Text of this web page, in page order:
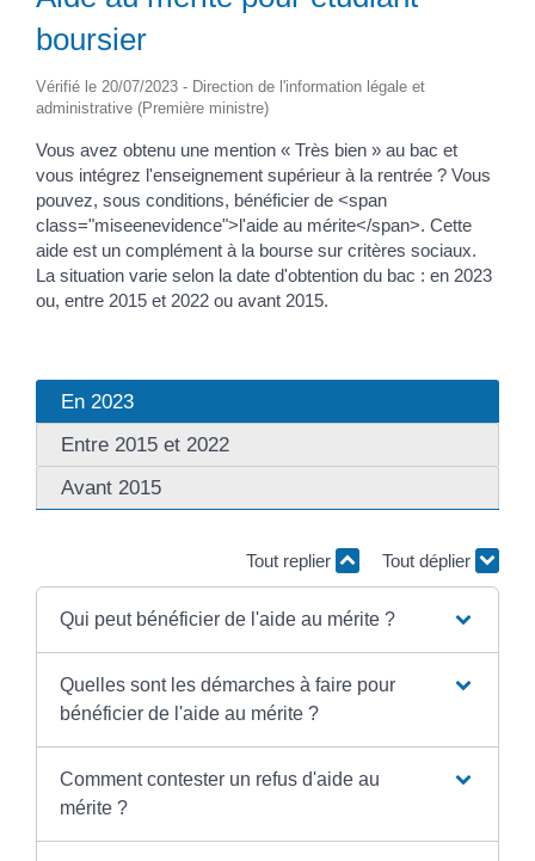
boursier
Vérifié le 20/07/2023 - Direction de l'information légale et
administrative (Première ministre)
Vous avez obtenu une mention « Très bien » au bac et
vous intégrez l'enseignement supérieur à la rentrée ? Vous
pouvez, sous conditions, bénéficier de <span
class="miseenevidence">l'aide au mérite</span>. Cette
aide est un complément à la bourse sur critères sociaux.
La situation varie selon la date d'obtention du bac : en 2023
ou, entre 2015 et 2022 ou avant 2015.
En 2023
Entre 2015 et 2022
Avant 2015
Tout replier Tout déplier
Qui peut bénéficier de l'aide au mérite ?
Quelles sont les démarches à faire pour
bénéficier de l'aide au mérite ?
Comment contester un refus d'aide au
mérite ?